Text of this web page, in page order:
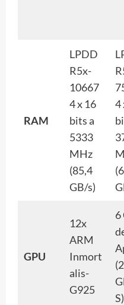
RAM
LPDD
R5x-
10667
4 x 16
bits a
5333
MHz
(85,4
GB/s)
4
GPU
12x
ARM
Inmort
alis-
G925
6
S)